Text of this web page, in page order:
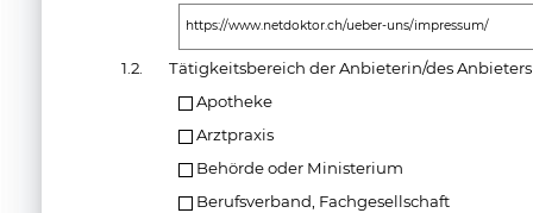
https://www.netdoktor.ch/ueber-uns/impressum/
1.2.
Tätigkeitsbereich der Anbieterin/des Anbieters
Apotheke
Arztpraxis
Behörde oder Ministerium
Berufsverband, Fachgesellschaft